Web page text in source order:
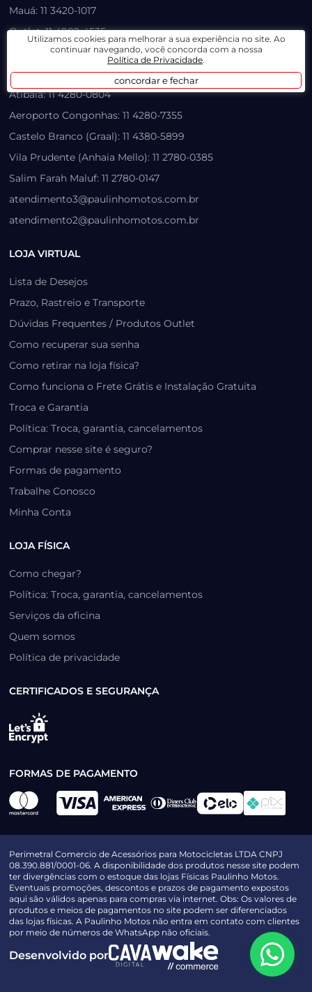
Mauá: 11 3420-1017
Outlet: 11 4902-4535
Itú (Shopping): 11 4380-7770
São Paulo: 11 4380-7050
Atibaia: 11 4280-0804
Aeroporto Congonhas: 11 4280-7355
Castelo Branco (Graal): 11 4380-5899
Vila Prudente (Anhaia Mello): 11 2780-0385
Salim Farah Maluf: 11 2780-0147
atendimento3@paulinhomotos.com.br
atendimento2@paulinhomotos.com.br
LOJA VIRTUAL
Lista de Desejos
Prazo, Rastreio e Transporte
Dúvidas Frequentes / Produtos Outlet
Como recuperar sua senha
Como retirar na loja física?
Como funciona o Frete Grátis e Instalação Gratuita
Troca e Garantia
Política: Troca, garantia, cancelamentos
Comprar nesse site é seguro?
Formas de pagamento
Trabalhe Conosco
Minha Conta
LOJA FÍSICA
Como chegar?
Política: Troca, garantia, cancelamentos
Serviços da oficina
Quem somos
Política de privacidade
CERTIFICADOS E SEGURANÇA
FORMAS DE PAGAMENTO
Perimetral Comercio de Acessórios para Motocicletas LTDA CNPJ
08.390.881/0001-06. A disponibilidade dos produtos nesse site podem
ter divergências com o estoque das lojas Físicas Paulinho Motos.
Eventuais promoções, descontos e prazos de pagamento expostos
aqui são válidos apenas para compras via internet. Obs: Os valores de
produtos e meios de pagamentos no site podem ser diferenciados
das lojas físicas. A Paulinho Motos não entra em contato com clientes
por meio de números de WhatsApp não oficiais.
Desenvolvido por
Utilizamos cookies para melhorar a sua experiência no site. Ao
continuar navegando, você concorda com a nossa
Política de Privacidade.
concordar e fechar